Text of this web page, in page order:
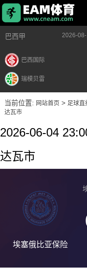
巴西甲 2026-
巴西国际
瑞模贝雷
当前位置: 网站首页> 足球直
达瓦市
2026-06-04
达瓦市
埃塞俄比亚保险